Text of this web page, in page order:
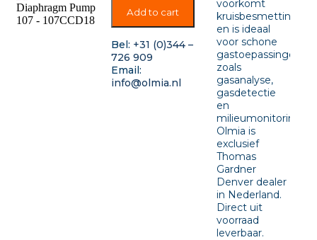
Add to cart
Bel: +31 (0)344 –
726 909
Email:
info@olmia.nl
voorkomt
kruisbesmetting
en is ideaal
voor schone
gastoepassingen
zoals
gasanalyse,
gasdetectie
en
milieumonitoring.
Olmia is
exclusief
Thomas
Gardner
Denver dealer
in Nederland.
Direct uit
voorraad
leverbaar.